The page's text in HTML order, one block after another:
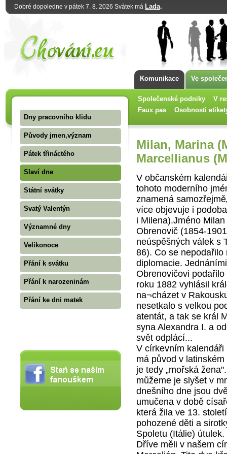
Dobré dopoledne v pátek 7. 8. 2026 Svátek má Lada.
Komunikace Ve
Společenské podniky
V
Faux pas
Osobnosti
Dny pracovního klidu
Původy jmen,význam
Pátek třináctého
Slaví dne
Státní svátky
Svatý Valentýn
Významné dny
Velikonoce
Přání k svátku
Přání k narozeninám
Přání ke dni matek
Milan, Marina
Marcellianus
V občanském
tohoto moderního
znamená
více objevuje i
i Milena).Jméno
Obrenovič (1854-
neúspěšných válek s
86). Co se
diplomacie.
Obrenovičovi
roku 1882 vyhlásil
na¬cházet v
nesetkalo s velkou
atentát, a tak se král
syna Alexandra I. a
svět odplácí...
V církevním kalendáři
má původ v
je tedy „mořská
můžeme je slyšet v
dnešního dne jsou
umučena v době
která žila ve 13.
pohozené děti a
Spoletu (Itálie) útulek.
Dříve měli v našem